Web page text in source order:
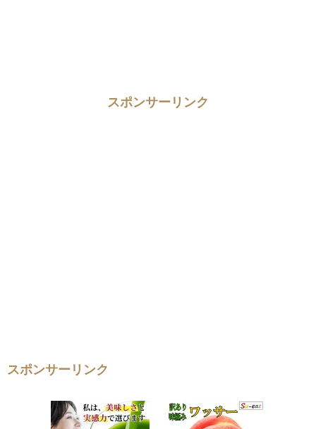
スポンサーリンク
スポンサーリンク